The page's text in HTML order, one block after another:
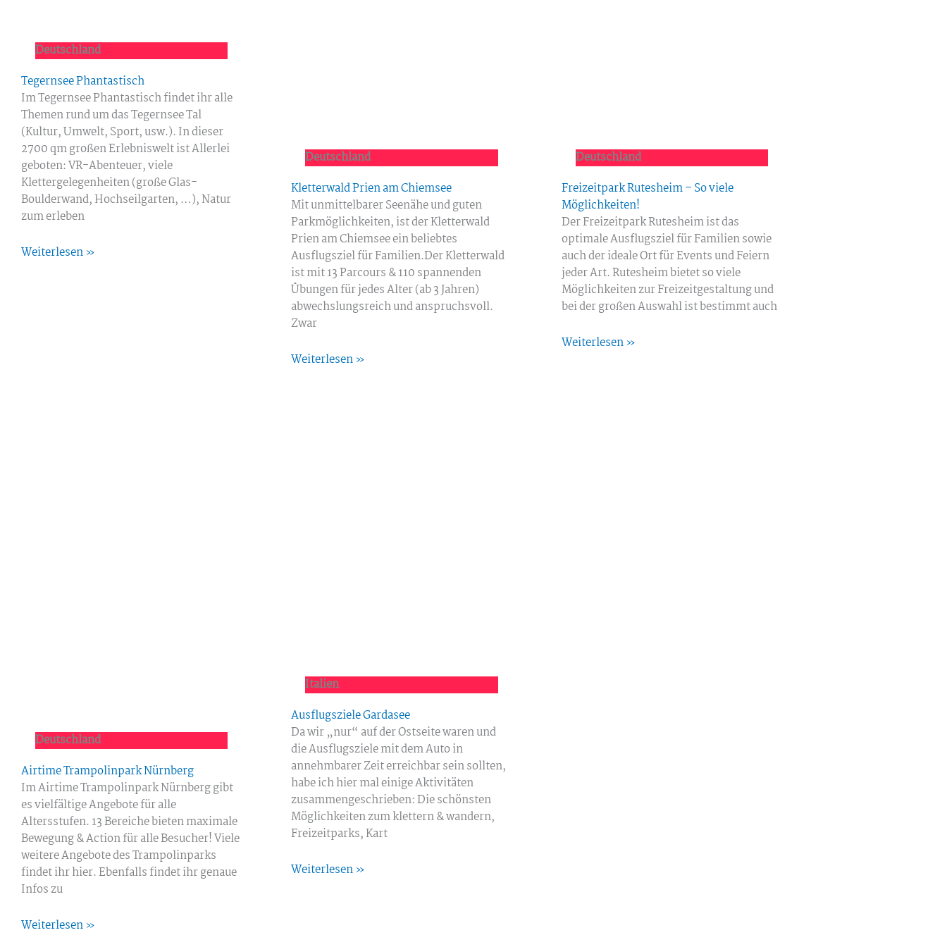
Deutschland
Tegernsee Phantastisch
Im Tegernsee Phantastisch findet ihr alle
Themen rund um das Tegernsee Tal
(Kultur, Umwelt, Sport, usw.). In dieser
2700 qm großen Erlebniswelt ist Allerlei
geboten: VR-Abenteuer, viele
Klettergelegenheiten (große Glas-
Boulderwand, Hochseilgarten, …), Natur
zum erleben
Weiterlesen »
Deutschland
Kletterwald Prien am Chiemsee
Mit unmittelbarer Seenähe und guten
Parkmöglichkeiten, ist der Kletterwald
Prien am Chiemsee ein beliebtes
Ausflugsziel für Familien.Der Kletterwald
ist mit 13 Parcours & 110 spannenden
Übungen für jedes Alter (ab 3 Jahren)
abwechslungsreich und anspruchsvoll.
Zwar
Weiterlesen »
Deutschland
Freizeitpark Rutesheim – So viele
Möglichkeiten!
Der Freizeitpark Rutesheim ist das
optimale Ausflugsziel für Familien sowie
auch der ideale Ort für Events und Feiern
jeder Art. Rutesheim bietet so viele
Möglichkeiten zur Freizeitgestaltung und
bei der großen Auswahl ist bestimmt auch
Weiterlesen »
Deutschland
Airtime Trampolinpark Nürnberg
Im Airtime Trampolinpark Nürnberg gibt
es vielfältige Angebote für alle
Altersstufen. 13 Bereiche bieten maximale
Bewegung & Action für alle Besucher! Viele
weitere Angebote des Trampolinparks
findet ihr hier. Ebenfalls findet ihr genaue
Infos zu
Weiterlesen »
Italien
Ausflugsziele Gardasee
Da wir „nur“ auf der Ostseite waren und
die Ausflugsziele mit dem Auto in
annehmbarer Zeit erreichbar sein sollten,
habe ich hier mal einige Aktivitäten
zusammengeschrieben: Die schönsten
Möglichkeiten zum klettern & wandern,
Freizeitparks, Kart
Weiterlesen »